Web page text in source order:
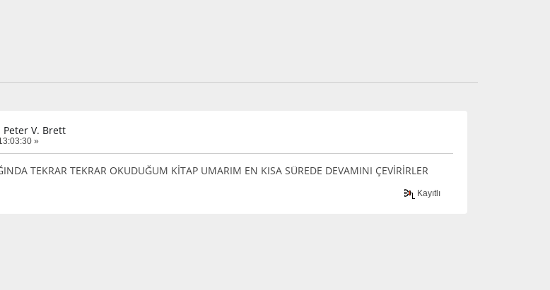
V. Brett
»
TEKRAR TEKRAR OKUDUĞUM KİTAP UMARIM EN KISA SÜREDE DEVAMINI ÇEVİRİRLER
Kayıtlı